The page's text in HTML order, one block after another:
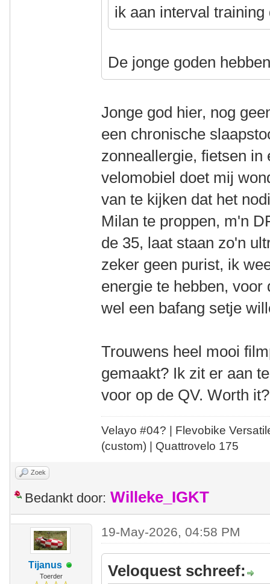
ik aan interval
De jonge goden
Jonge god hier, nog
een chronische
zonneallergie, fietsen in
velomobiel doet mij
van te kijken dat het
Milan te proppen, m'n
de 35, laat staan zo'n
zeker geen purist, ik
energie te hebben,
wel een bafang setje
Trouwens heel mooi
gemaakt? Ik zit er aan
voor op de QV. Worth it?
Velayo #04? | Flevobike
(custom) | Quattrovelo 175
Zoek
Bedankt door: Willeke_IGKT
Tijanus
Toerder
19-May-2026, 04:58 PM
Veloquest schreef: